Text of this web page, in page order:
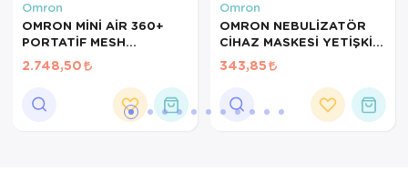
Omron
OMRON MİNİ AİR 360+
PORTATİF MESH
NEBÜLİZATöR
2.748,50
Omron
OMRON NEBULİZATÖR
CİHAZ MASKESİ YETİŞKİN
C28 YENİ KASA İÇİN
UYGUN NEW
343,85